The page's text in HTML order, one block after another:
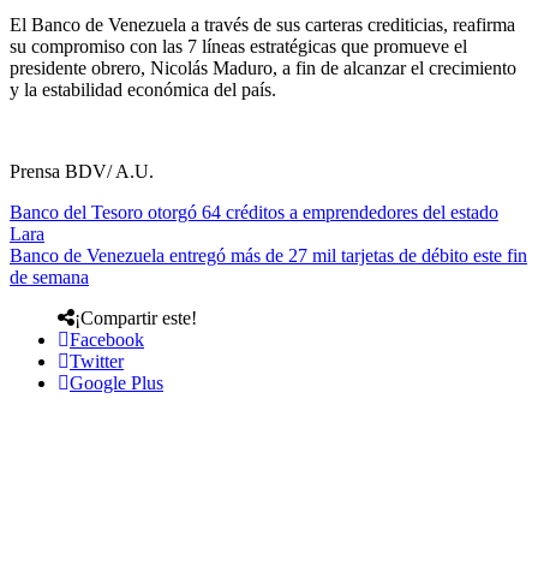
El Banco de Venezuela a través de sus carteras crediticias, reafirma
su compromiso con las 7 líneas estratégicas que promueve el
presidente obrero, Nicolás Maduro, a fin de alcanzar el crecimiento
y la estabilidad económica del país.
Prensa BDV/ A.U.
Banco del Tesoro otorgó 64 créditos a emprendedores del estado
Lara
Banco de Venezuela entregó más de 27 mil tarjetas de débito este fin
de semana
¡Compartir este!
Facebook
Twitter
Google Plus